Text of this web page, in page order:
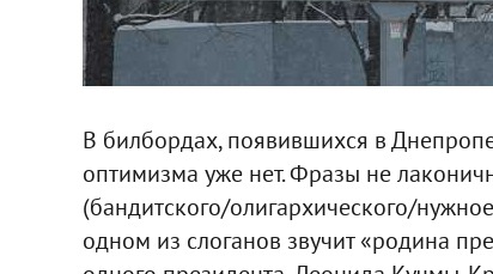
В билбордах, появившихся в
оптимизма уже нет. Фразы не
(бандитского/олигархического/
одном из слоганов звучит «родина